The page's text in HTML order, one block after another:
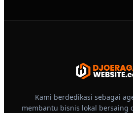
Kami berdedikasi sebagai
membantu bisnis lokal bersaing